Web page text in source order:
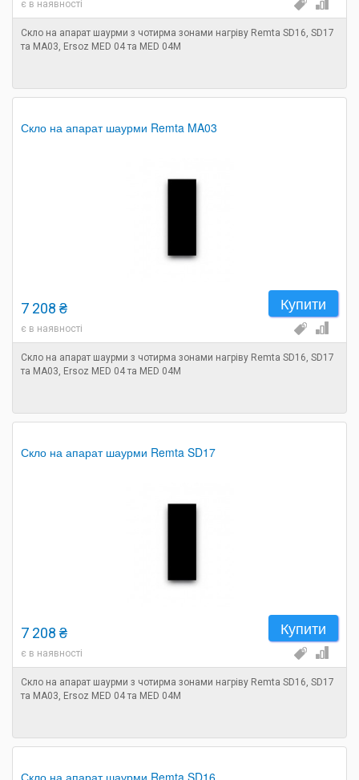
є в наявності
Скло на апарат шаурми з чотирма зонами нагріву Remta SD16, SD17
та MA03, Ersoz MED 04 та MED 04M
Скло на апарат шаурми Remta MA03
Купити
7 208 ₴
є в наявності
Скло на апарат шаурми з чотирма зонами нагріву Remta SD16, SD17
та MA03, Ersoz MED 04 та MED 04M
Скло на апарат шаурми Remta SD17
Купити
7 208 ₴
є в наявності
Скло на апарат шаурми з чотирма зонами нагріву Remta SD16, SD17
та MA03, Ersoz MED 04 та MED 04M
Скло на апарат шаурми Remta SD16